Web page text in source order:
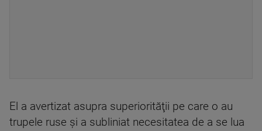
El a avertizat asupra superiorităţii pe care o au
trupele ruse şi a subliniat necesitatea de a se lua